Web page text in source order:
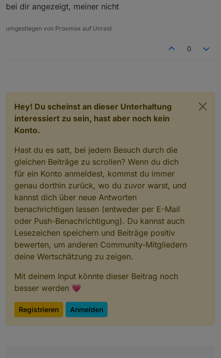
bei dir angezeigt, meiner nicht
umgestiegen von Proxmox auf Unraid
0
Hey! Du scheinst an dieser Unterhaltung
interessiert zu sein, hast aber noch kein
Konto.
Hast du es satt, bei jedem Besuch durch die
gleichen Beiträge zu scrollen? Wenn du dich
für ein Konto anmeldest, kommst du immer
genau dorthin zurück, wo du zuvor warst, und
kannst dich über neue Antworten
benachrichtigen lassen (entweder per E-Mail
oder Push-Benachrichtigung). Du kannst auch
Lesezeichen speichern und Beiträge positiv
bewerten, um anderen Community-Mitgliedern
deine Wertschätzung zu zeigen.
Mit deinem Input könnte dieser Beitrag noch
besser werden 💗
Registrieren Anmelden